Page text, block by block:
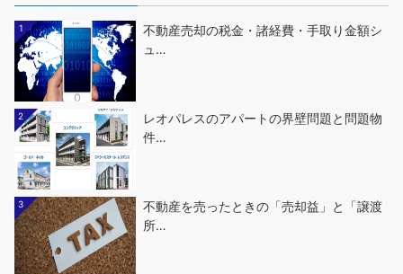
1
不動産売却の税金・諸経費・手取り金額シ
ュ…
2
レオパレスのアパートの界壁問題と問題物
件…
3
不動産を売ったときの「売却益」と「譲渡
所…